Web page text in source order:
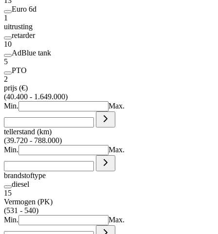
Euro 6d
1
uitrusting
retarder
10
AdBlue tank
5
PTO
2
prijs (€)
(40.400 - 1.649.000)
Min.
Max.
tellerstand (km)
(39.720 - 788.000)
Min.
Max.
brandstoftype
diesel
15
Vermogen (PK)
(531 - 540)
Min.
Max.